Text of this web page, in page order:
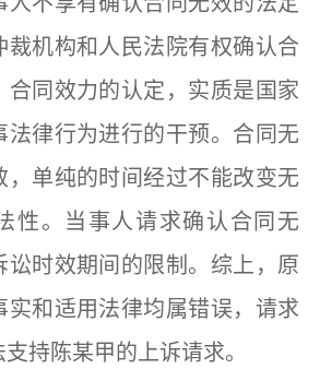
裁机构和人民法院有权确认合
合同效力的认定，实质是国家
法律行为进行的干预。合同无
，单纯的时间经过不能改变无
性。当事人请求确认合同无
讼时效期间的限制。综上，原
实和适用法律均属错误，请求
持陈某甲的上诉请求。